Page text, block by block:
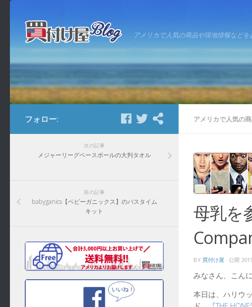
アメリカで人気の商品や現地情報などを
アメリカで人気の
母乳を
BY 買付け屋 · 公開
みなさん、こん
本日は、ハリウ
フォロー:
次の記事
メジャーリーグベースボールの大判タオル
前の記事
babyganics【ベビーガニックス】のバスタイム
キット